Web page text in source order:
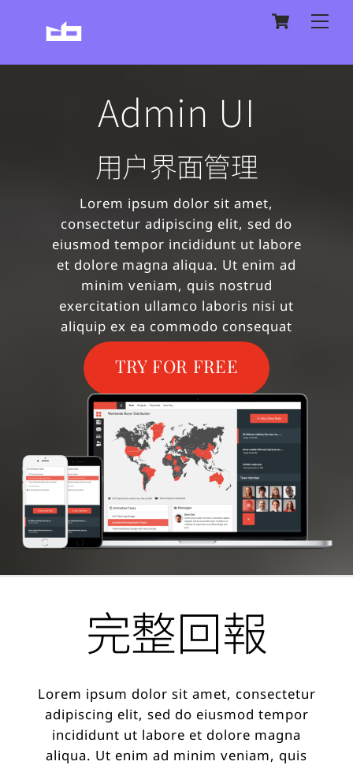
Cart
Admin UI
用户界面管理
Lorem ipsum dolor sit amet,
consectetur adipiscing elit, sed do
eiusmod tempor incididunt ut labore
et dolore magna aliqua. Ut enim ad
minim veniam, quis nostrud
exercitation ullamco laboris nisi ut
aliquip ex ea commodo consequat
TRY FOR FREE
完整回報
Lorem ipsum dolor sit amet, consectetur
adipiscing elit, sed do eiusmod tempor
incididunt ut labore et dolore magna
aliqua. Ut enim ad minim veniam, quis